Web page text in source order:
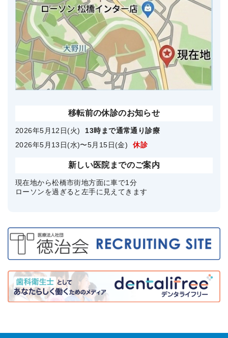
移転前の休診のお知らせ
2026年5月12日(火)
13時まで通常通り診療
2026年5月13日(水)〜5月15日(金)
休診
新しい医院までのご案内
現在地から松橋市街地方面に車で1分
ローソンを過ぎると左手に見えてきます